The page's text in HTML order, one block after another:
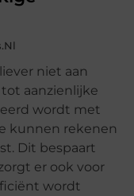
niet aan
aanzienlijke
wordt met
kunnen rekenen
Dit bespaart
er ook voor
wordt